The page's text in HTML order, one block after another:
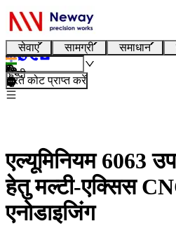
सेवाएं सामग्री समाधान
हिन्दी
तुरंत कोट प्राप्त करें
एल्यूमिनियम 6063
हेतु मल्टी-एक्सिस
एनोडाइजिंग